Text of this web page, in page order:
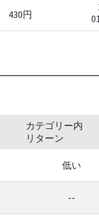
430円
カテゴリー内
リターン
低い
--